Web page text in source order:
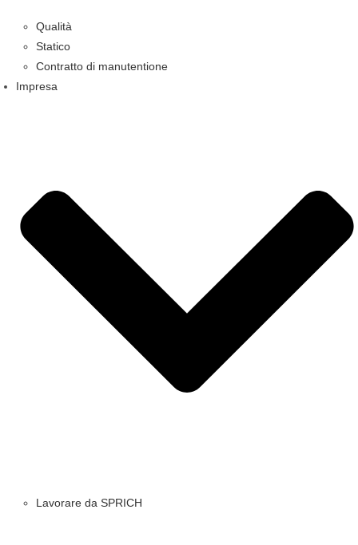
Qualità
Statico
Contratto di manutentione
Impresa
Lavorare da SPRICH